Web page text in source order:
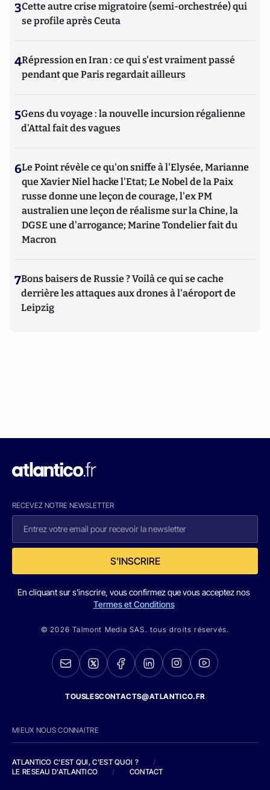
3Cette autre crise migratoire (semi-orchestrée) qui
se profile après Ceuta
4Répression en Iran : ce qui s'est vraiment passé
pendant que Paris regardait ailleurs
5Gens du voyage : la nouvelle incursion régalienne
d'Attal fait des vagues
6Le Point révèle ce qu'on sniffe à l'Elysée, Marianne
que Xavier Niel hacke l'Etat; Le Nobel de la Paix
russe donne une leçon de courage, l'ex PM
australien une leçon de réalisme sur la Chine, la
DGSE une d'arrogance; Marine Tondelier fait du
Macron
7Bons baisers de Russie ? Voilà ce qui se cache
derrière les attaques aux drones à l'aéroport de
Leipzig
RECEVEZ NOTRE NEWSLETTER
S'INSCRIRE
En cliquant sur s'inscrire, vous confirmez que vous acceptez nos
Termes et Conditions
© 2026 Talmont Media SAS. tous droits réservés.
TOUSLESCONTACTS@ATLANTICO.FR
MIEUX NOUS CONNAITRE
ATLANTICO C'EST QUI, C'EST QUOI ?
/
LE RESEAU D'ATLANTICO
/ CONTACT